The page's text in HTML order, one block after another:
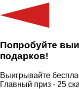
Попробуйте
подарков!
Выигрывайте
Главный приз - 25